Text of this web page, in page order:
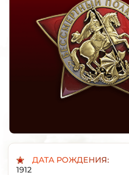
ДАТА РОЖДЕНИЯ:
1912